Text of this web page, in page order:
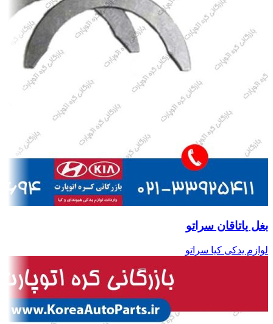
بغل یاتاقان سراتو
لوازم یدکی کیا سراتو